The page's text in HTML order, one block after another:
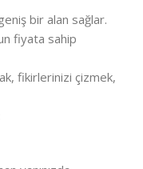
bir alan sağlar.
fiyata sahip
fikirlerinizi çizmek,